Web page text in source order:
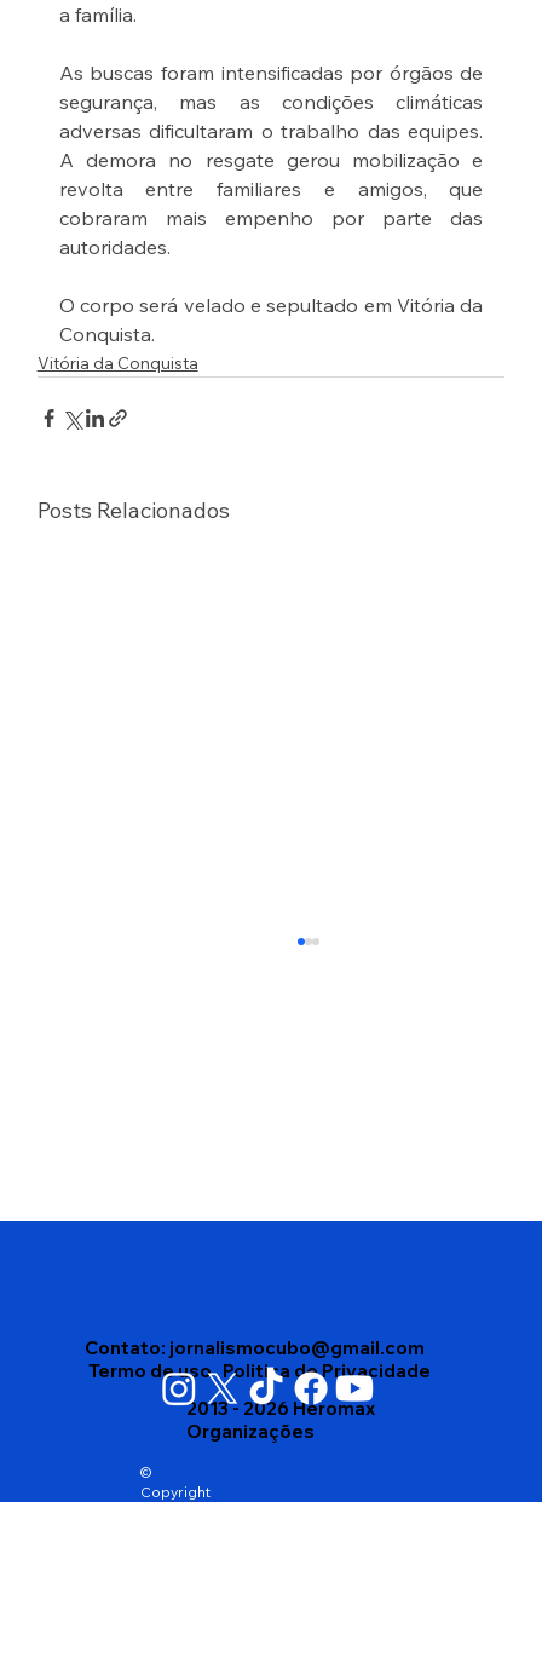
a família.
As buscas foram intensificadas por órgãos de
segurança, mas as condições climáticas
adversas dificultaram o trabalho das equipes.
A demora no resgate gerou mobilização e
revolta entre familiares e amigos, que
cobraram mais empenho por parte das
autoridades.
O corpo será velado e sepultado em Vitória da
Conquista.
Vitória da Conquista
Posts Relacionados
Vigilância Sanitária apreende mais de
Contato: jornalismocubo@gmail.com
Termo de uso Politica de Privacidade
©
Copyright
2013 - 2026 Heromax
Organizações